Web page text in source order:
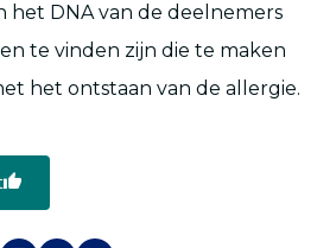
het DNA van de deelnemers
te vinden zijn die te maken
het ontstaan van de allergie.